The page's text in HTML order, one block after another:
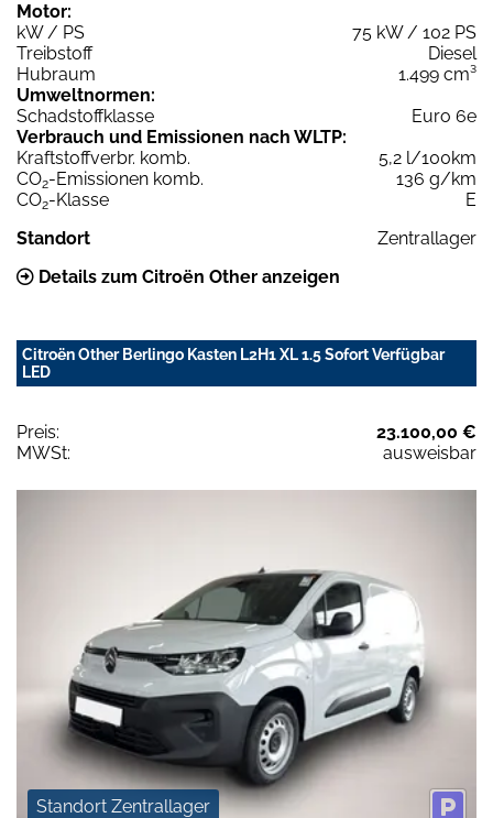
Motor:
kW / PS
75 kW / 102 PS
Treibstoff
Diesel
Hubraum
1.499 cm³
Umweltnormen:
Schadstoffklasse
Euro 6e
Verbrauch und Emissionen nach WLTP:
Kraftstoffverbr. komb.
5,2 l/100km
CO2-Emissionen komb.
136 g/km
CO2-Klasse
E
Standort
Zentrallager
Details zum Citroën Other anzeigen
Citroën Other Berlingo Kasten L2H1 XL 1.5 Sofort Verfügbar
LED
Preis:
23.100,00 €
MWSt:
ausweisbar
Standort Zentrallager